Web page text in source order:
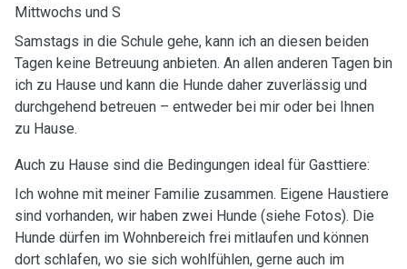
Mittwochs und S
Samstags in die Schule gehe, kann ich an diesen beiden
Tagen keine Betreuung anbieten. An allen anderen Tagen bin
ich zu Hause und kann die Hunde daher zuverlässig und
durchgehend betreuen – entweder bei mir oder bei Ihnen
zu Hause.
Auch zu Hause sind die Bedingungen ideal für Gasttiere:
Ich wohne mit meiner Familie zusammen. Eigene Haustiere
sind vorhanden, wir haben zwei Hunde (siehe Fotos). Die
Hunde dürfen im Wohnbereich frei mitlaufen und können
dort schlafen, wo sie sich wohlfühlen, gerne auch im